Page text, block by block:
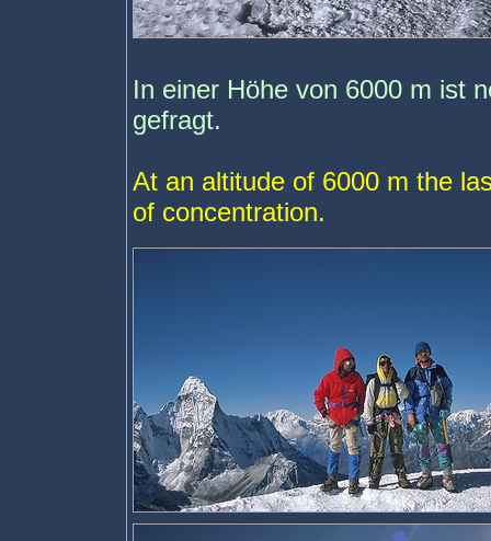
In einer Höhe von 6000 m ist
gefragt.
At an altitude of 6000 m the
of concentration.